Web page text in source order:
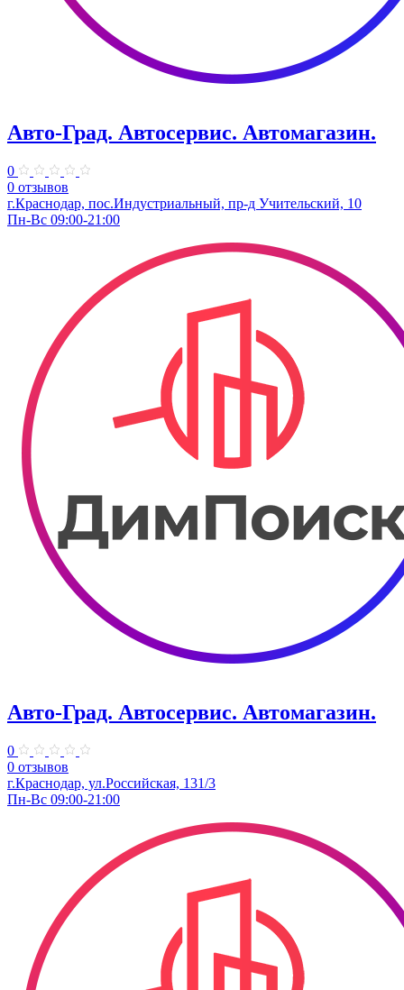
Авто-Град. Автосервис. Автомагазин.
0
0 отзывов
г.Краснодар, пос.Индустриальный, пр-д Учительский, 10
Пн-Вс 09:00-21:00
Авто-Град. Автосервис. Автомагазин.
0
0 отзывов
г.Краснодар, ул.Российская, 131/3
Пн-Вс 09:00-21:00